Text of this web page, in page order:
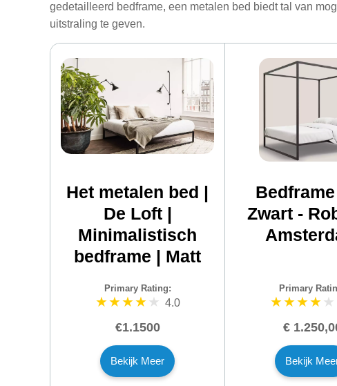
gedetailleerd bedframe, een metalen bed biedt tal van
uitstraling te geven.
Het metalen bed |
De Loft |
Minimalistisch
bedframe | Matt
Zwart -
Primary Rating:
4.0
Primary
€1.1500 €
Bekijk Meer Bekijk